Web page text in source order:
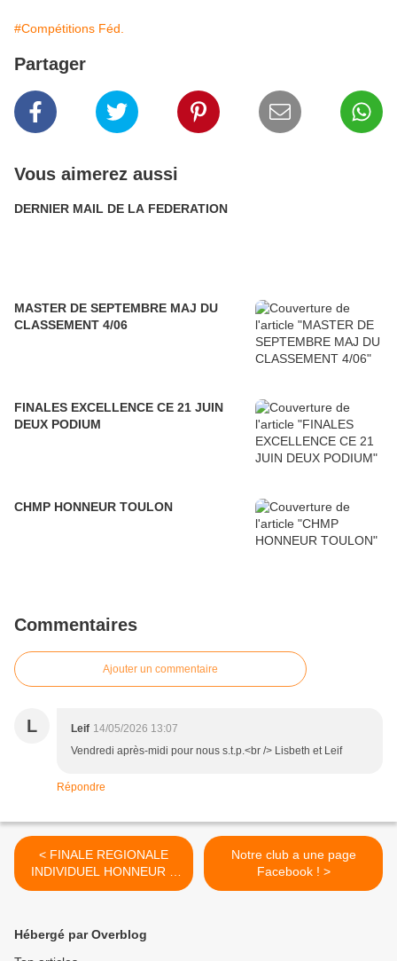
#Compétitions Féd.
Partager
Vous aimerez aussi
DERNIER MAIL DE LA FEDERATION
MASTER DE SEPTEMBRE MAJ DU
CLASSEMENT 4/06
FINALES EXCELLENCE CE 21 JUIN
DEUX PODIUM
CHMP HONNEUR TOULON
Commentaires
Ajouter un commentaire
L Leif 14/05/2026 13:07
Vendredi après-midi pour nous s.t.p.<br /> Lisbeth et Leif
Répondre
< FINALE REGIONALE
INDIVIDUEL HONNEUR A
TOULON MAJ 13/05
Notre club a une page
Facebook ! >
Hébergé par Overblog